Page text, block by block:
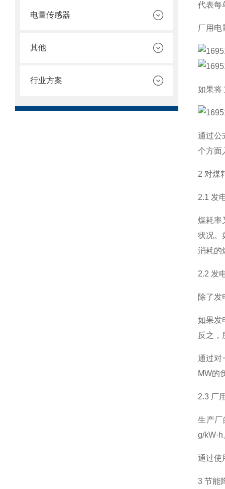
电量传感器
其他
行业方案
代表每
厂用电
如果将
通过公
个方面
2 对煤
2.1 发
煤耗率
状况。
消耗的
2.2 发
除了发
如果发
反之，
通过对
MW的
2.3 厂
生产厂
g/
通过使
3 节能